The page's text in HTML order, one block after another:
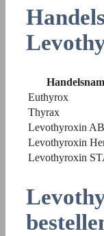
Euthyrox
Thyrax
Levothyroxin
Levothyroxin
Levothyroxin